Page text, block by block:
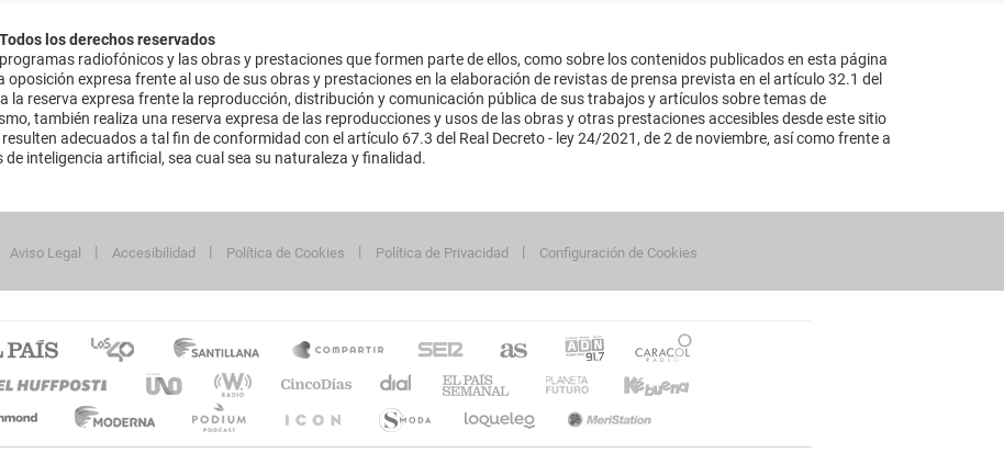
los derechos reservados
radiofónicos y las obras y prestaciones que formen parte de ellos, como sobre los contenidos publicados en esta página
oposición expresa frente al uso de sus obras y prestaciones en la elaboración de revistas de prensa prevista en el artículo 32.1 del
la reserva expresa frente la reproducción, distribución y comunicación pública de sus trabajos y artículos sobre temas de
también realiza una reserva expresa de las reproducciones y usos de las obras y otras prestaciones accesibles desde este sitio
adecuados a tal fin de conformidad con el artículo 67.3 del Real Decreto - ley 24/2021, de 2 de noviembre, así como frente a
inteligencia artificial, sea cual sea su naturaleza y finalidad.
Aviso Legal Accesibilidad Política de Cookies Política de Privacidad Configuración de Cookies